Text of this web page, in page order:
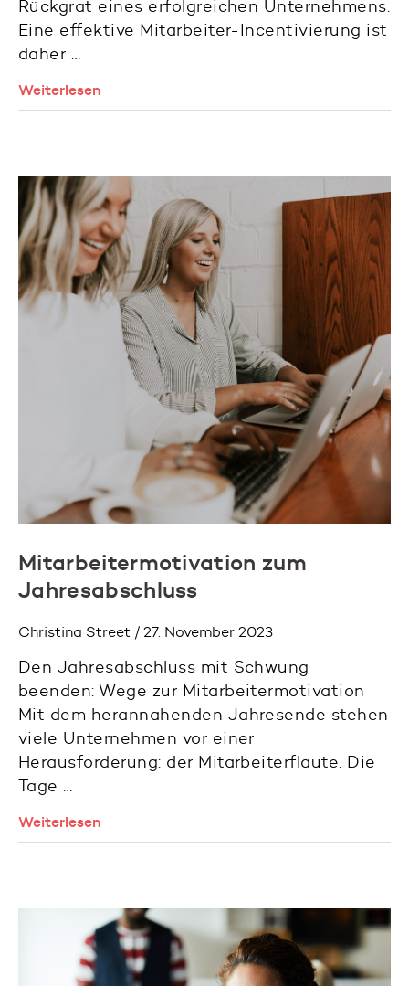
Rückgrat eines erfolgreichen Unternehmens.
Eine effektive Mitarbeiter-Incentivierung ist
daher …
Weiterlesen
Mitarbeitermotivation zum
Jahresabschluss
Christina Street / 27. November 2023
Den Jahresabschluss mit Schwung
beenden: Wege zur Mitarbeitermotivation
Mit dem herannahenden Jahresende stehen
viele Unternehmen vor einer
Herausforderung: der Mitarbeiterflaute. Die
Tage …
Weiterlesen